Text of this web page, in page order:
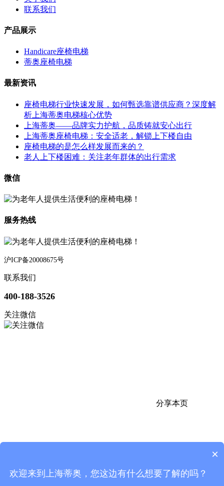
联系我们
产品展示
Handicare座椅电梯
蒂奥座椅电梯
最新资讯
座椅电梯行业快速发展，如何甄选靠谱供应商？深度解
析上海蒂奥电梯核心优势
上海蒂奥——品牌实力护航，品质铸就安心出行
上海蒂奥座椅电梯：安全适老，解锁上下楼自由
座椅电梯的是怎么样发展而来的？
老人上下楼困难：关注老年群体的出行需求
微信
服务热线
沪ICP备20008675号
联系我们
400-188-3526
关注微信
分享本页
×
欢迎来到上海蒂奥，您这边有什么想要了解的吗？